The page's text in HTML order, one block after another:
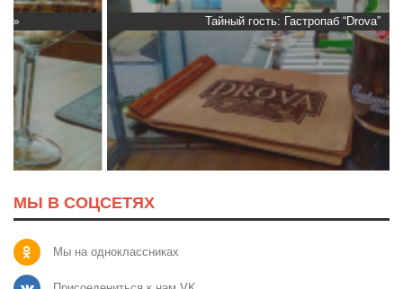
Тайный гость: Гастропаб “Drova”
МЫ В СОЦСЕТЯХ
Мы на одноклассниках